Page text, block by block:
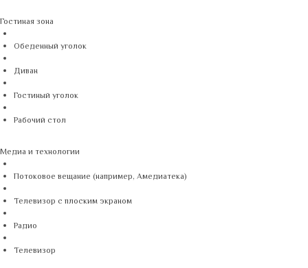
Гостиная зона
Обеденный уголок
Диван
Гостиный уголок
Рабочий стол
Медиа и технологии
Потоковое вещание (например, Амедиатека)
Телевизор с плоским экраном
Радио
Телевизор